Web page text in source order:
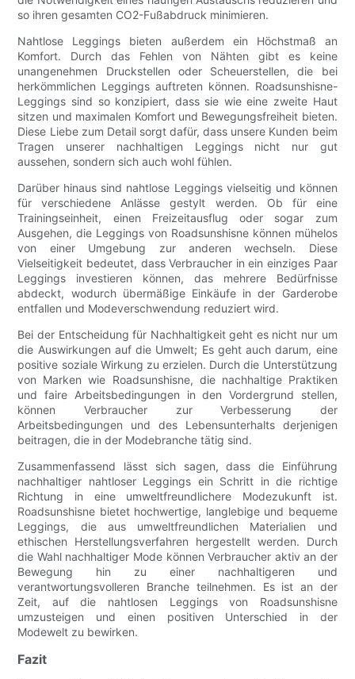
so ihren gesamten CO2-Fußabdruck minimieren.
Nahtlose Leggings bieten außerdem ein Höchstmaß an
Komfort. Durch das Fehlen von Nähten gibt es keine
unangenehmen Druckstellen oder Scheuerstellen, die bei
herkömmlichen Leggings auftreten können. Roadsunshisne-
Leggings sind so konzipiert, dass sie wie eine zweite Haut
sitzen und maximalen Komfort und Bewegungsfreiheit bieten.
Diese Liebe zum Detail sorgt dafür, dass unsere Kunden beim
Tragen unserer nachhaltigen Leggings nicht nur gut
aussehen, sondern sich auch wohl fühlen.
Darüber hinaus sind nahtlose Leggings vielseitig und können
für verschiedene Anlässe gestylt werden. Ob für eine
Trainingseinheit, einen Freizeitausflug oder sogar zum
Ausgehen, die Leggings von Roadsunshisne können mühelos
von einer Umgebung zur anderen wechseln. Diese
Vielseitigkeit bedeutet, dass Verbraucher in ein einziges Paar
Leggings investieren können, das mehrere Bedürfnisse
abdeckt, wodurch übermäßige Einkäufe in der Garderobe
entfallen und Modeverschwendung reduziert wird.
Bei der Entscheidung für Nachhaltigkeit geht es nicht nur um
die Auswirkungen auf die Umwelt; Es geht auch darum, eine
positive soziale Wirkung zu erzielen. Durch die Unterstützung
von Marken wie Roadsunshisne, die nachhaltige Praktiken
und faire Arbeitsbedingungen in den Vordergrund stellen,
können Verbraucher zur Verbesserung der
Arbeitsbedingungen und des Lebensunterhalts derjenigen
beitragen, die in der Modebranche tätig sind.
Zusammenfassend lässt sich sagen, dass die Einführung
nachhaltiger nahtloser Leggings ein Schritt in die richtige
Richtung in eine umweltfreundlichere Modezukunft ist.
Roadsunshisne bietet hochwertige, langlebige und bequeme
Leggings, die aus umweltfreundlichen Materialien und
ethischen Herstellungsverfahren hergestellt werden. Durch
die Wahl nachhaltiger Mode können Verbraucher aktiv an der
Bewegung hin zu einer nachhaltigeren und
verantwortungsvolleren Branche teilnehmen. Es ist an der
Zeit, auf die nahtlosen Leggings von Roadsunshisne
umzusteigen und einen positiven Unterschied in der
Modewelt zu bewirken.
Fazit